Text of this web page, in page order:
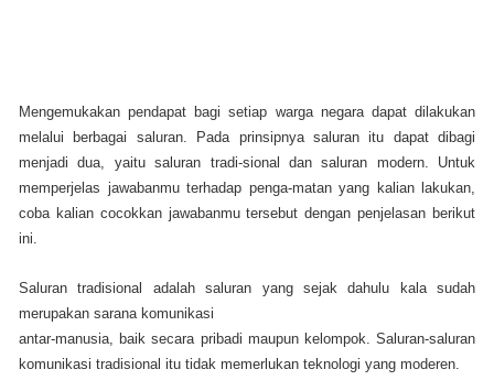
Mengemukakan pendapat bagi setiap warga negara dapat dilakukan
melalui berbagai saluran. Pada prinsipnya saluran itu dapat dibagi
menjadi dua, yaitu saluran tradi-sional dan saluran modern. Untuk
memperjelas jawabanmu terhadap penga-matan yang kalian lakukan,
coba kalian cocokkan jawabanmu tersebut dengan penjelasan berikut
ini.
Saluran tradisional adalah saluran yang sejak dahulu kala sudah
merupakan sarana komunikasi
antar-manusia, baik secara pribadi maupun kelompok. Saluran-saluran
komunikasi tradisional itu tidak memerlukan teknologi yang moderen.